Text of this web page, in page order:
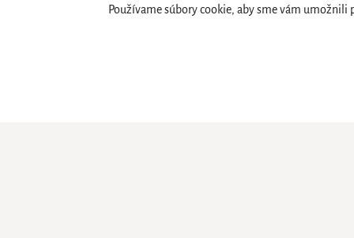
Používame súbory cookie, aby sme vám